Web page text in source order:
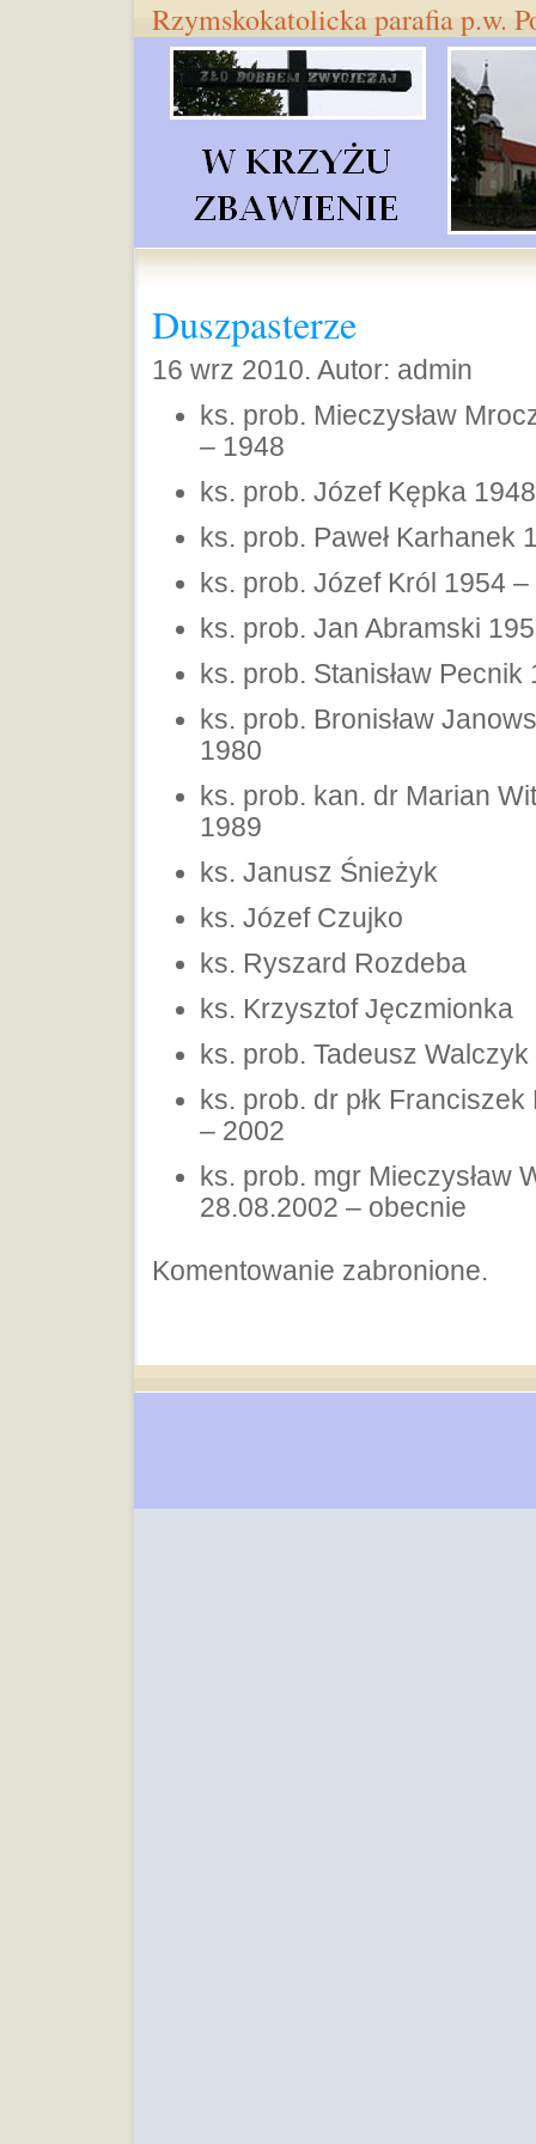
Rzymskokatolicka parafia p.w.
Duszpasterze
16 wrz 2010. Autor: admin
ks. prob. Mieczysław
– 1948
ks. prob. Józef Kępka
ks. prob. Paweł Karhanek
ks. prob. Józef Król 1954 –
ks. prob. Jan Abramski
ks. prob. Stanisław Pecnik
ks. prob. Bronisław
1980
ks. prob. kan. dr Marian
1989
ks. Janusz Śnieżyk
ks. Józef Czujko
ks. Ryszard Rozdeba
ks. Krzysztof Jęczmionka
ks. prob. Tadeusz
ks. prob. dr płk
– 2002
ks. prob. mgr Mieczysław
28.08.2002 – obecnie
Komentowanie zabronione.